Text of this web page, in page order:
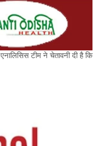
टीम ने चेतावनी दी है कि